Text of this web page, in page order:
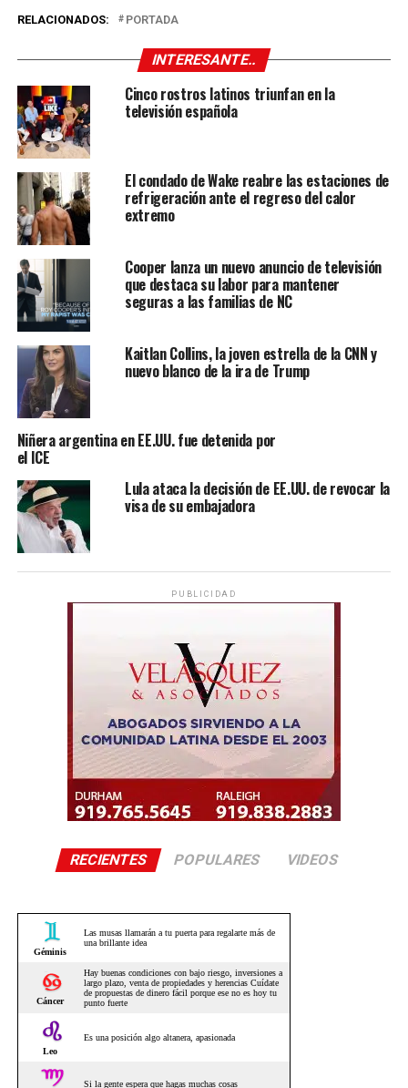
RELACIONADOS: PORTADA
INTERESANTE..
Cinco rostros latinos triunfan en la
televisión española
El condado de Wake reabre las estaciones de
refrigeración ante el regreso del calor
extremo
Cooper lanza un nuevo anuncio de televisión
que destaca su labor para mantener
seguras a las familias de NC
Kaitlan Collins, la joven estrella de la CNN y
nuevo blanco de la ira de Trump
Niñera argentina en EE.UU. fue detenida por
el ICE
Lula ataca la decisión de EE.UU. de revocar la
visa de su embajadora
PUBLICIDAD
RECIENTES POPULARES VIDEOS